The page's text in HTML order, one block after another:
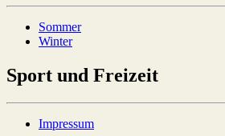
Sommer
Winter
Sport und Freizeit
Impressum